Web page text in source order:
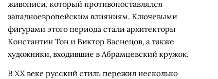
живописи, который противопоставлялся
западноевропейским влияниям. Ключевыми
фигурами этого периода стали архитекторы
Константин Тон и Виктор Васнецов, а также
художники, входившие в Абрамцевский кружок.
В XX веке русский стиль пережил несколько